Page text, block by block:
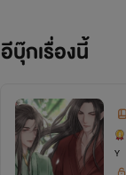
อีบุ๊กเรื่องนี้
Y